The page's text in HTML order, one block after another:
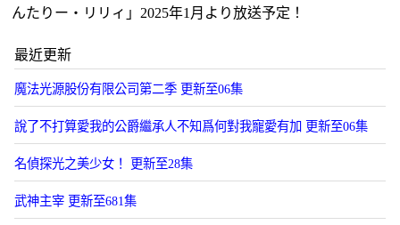
んたりー・リリィ」2025年1月より放送予定！
最近更新
魔法光源股份有限公司第二季 更新至06集
說了不打算愛我的公爵繼承人不知爲何對我寵愛有加 更新至06集
名偵探光之美少女！ 更新至28集
武神主宰 更新至681集